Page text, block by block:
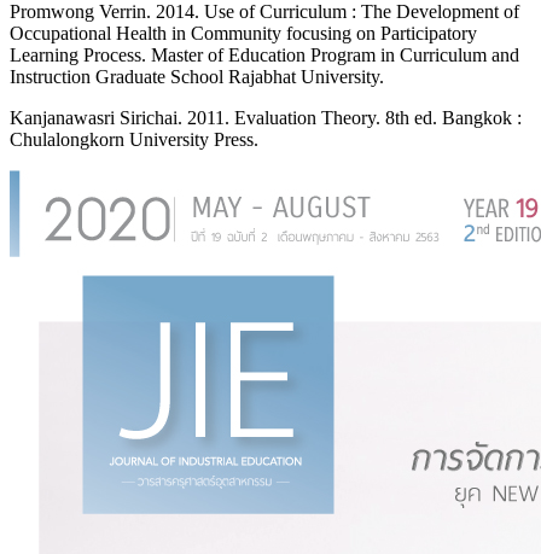
Promwong Verrin. 2014. Use of Curriculum : The Development of
Occupational Health in Community focusing on Participatory
Learning Process. Master of Education Program in Curriculum and
Instruction Graduate School Rajabhat University.
Kanjanawasri Sirichai. 2011. Evaluation Theory. 8th ed. Bangkok :
Chulalongkorn University Press.